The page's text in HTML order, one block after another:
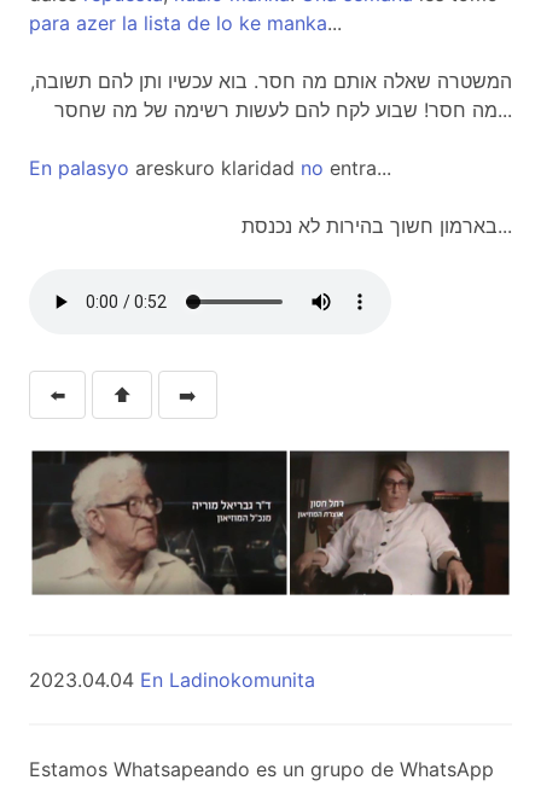
para azer la lista de lo ke manka...
המשטרה שאלה אותם מה חסר. בוא עכשיו ותן להם תשובה,
מה חסר! שבוע לקח להם לעשות רשימה של מה שחסר...
En palasyo areskuro klaridad no entra...
בארמון חשוך בהירות לא נכנסת...
⬅️ ⬆️ ➡️
2023.04.04 En Ladinokomunita
Estamos Whatsapeando es un grupo de WhatsApp